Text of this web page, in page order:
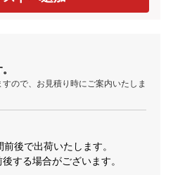
ので、お見積り時にご案内いたしま
後で出荷いたします。
する場合がございます。